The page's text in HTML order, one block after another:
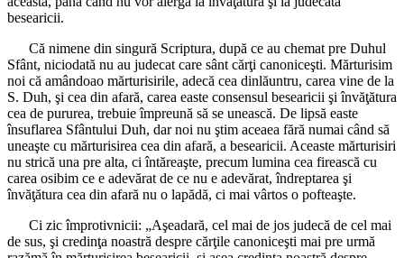
besearicii.
Că nimene din singură Scriptura, după ce au chemat pre Duhul
Sfânt, niciodată nu au judecat care sânt cărţi canoniceşti. Mărturisim
noi că amândoao mărturisirile, adecă cea dinlăuntru, carea vine de la
S. Duh, şi cea din afară, carea easte consensul besearicii şi învăţătura
cea de pururea, trebuie împreună să se unească. De lipsă easte
însuflarea Sfântului Duh, dar noi nu ştim aceaea fără numai când să
uneaşte cu mărturisirea cea din afară, a besearicii. Aceaste mărturisiri
nu strică una pre alta, ci întăreaşte, precum lumina cea firească cu
carea osibim ce e adevărat de ce nu e adevărat, îndreptarea şi
învăţătura cea din afară nu o lapădă, ci mai vârtos o pofteaşte.
Ci zic împrotivnicii: „Aşeadară, cel mai de jos judecă de cel mai
de sus, şi credinţa noastră despre cărţile canoniceşti mai pre urmă